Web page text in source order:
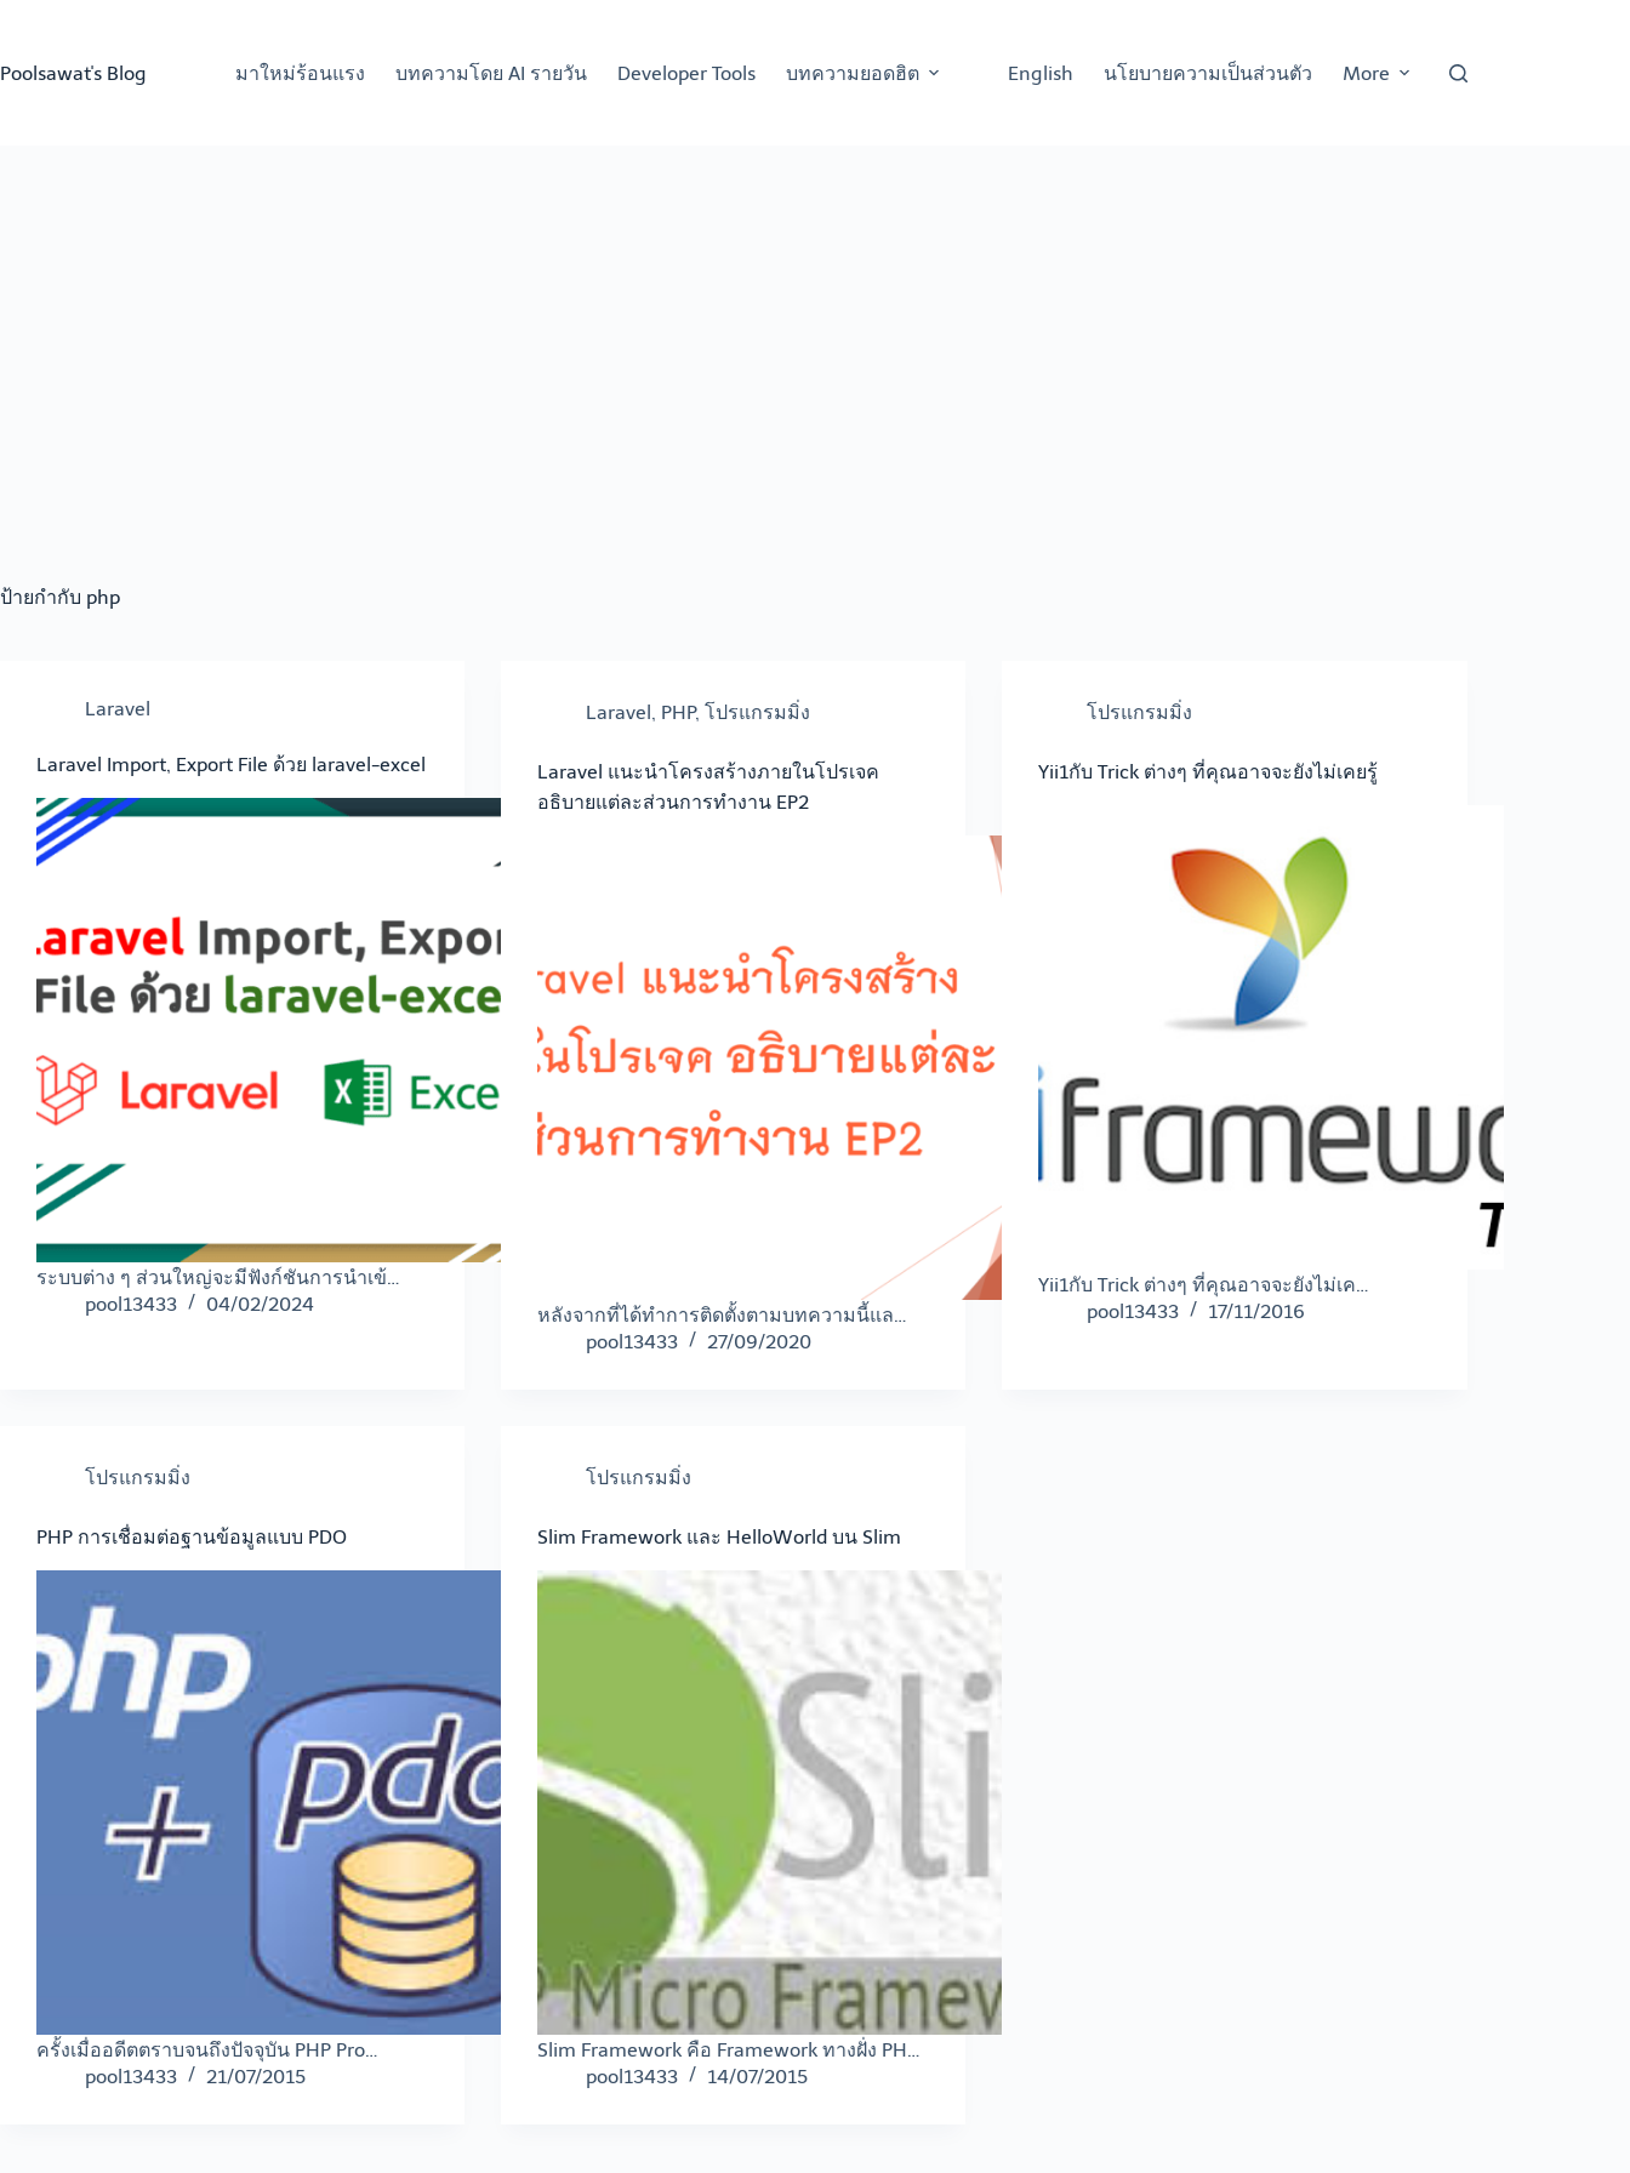
Poolsawat's Blog มาใหม่ร้อนแรง บทความโดย AI รายวัน Developer Tools บทความยอดฮิต English นโยบายความเป็นส่วนตัว More
ป้ายกำกับ php
Laravel
Laravel Import, Export File ด้วย laravel-excel
ระบบต่าง ๆ ส่วนใหญ่จะมีฟังก์ชันการนำเข้…
pool13433
04/02/2024
Laravel, PHP,โปรแกรมมิ่ง
Laravel แนะนำโครงสร้างภายในโปรเจค
อธิบายแต่ละส่วนการทำงาน EP2
หลังจากที่ได้ทำการติดตั้งตามบทความนี้แล…
pool13433
27/09/2020
โปรแกรมมิ่ง
Yii1กับ Trick ต่างๆ ที่คุณอาจจะยังไม่เคยรู้
Yii1กับ Trick ต่างๆ ที่คุณอาจจะยังไม่เค…
pool13433
17/11/2016
โปรแกรมมิ่ง
PHP การเชื่อมต่อฐานข้อมูลแบบ PDO
ครั้งเมื่ออดีตตราบจนถึงปัจจุบัน PHP Pro…
pool13433
21/07/2015
โปรแกรมมิ่ง
Slim Framework และ HelloWorld บน Slim
Slim Framework คือ Framework ทางฝั่ง PH…
pool13433
14/07/2015